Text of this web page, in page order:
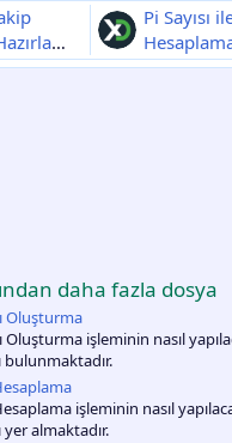
Pi Sayısı
daha fazla dosya
Oluşturma
Oluşturma işleminin nasıl
bulunmaktadır.
işleminin nasıl
yer almaktadır.